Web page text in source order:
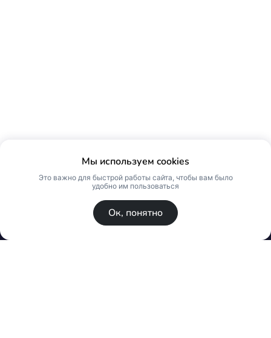
Мы используем cookies
Это важно для быстрой работы сайта, чтобы вам было
удобно им пользоваться
Ок, понятно